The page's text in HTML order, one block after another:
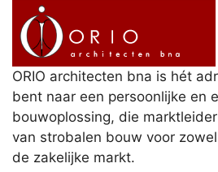
ORIO architecten bna is hét
bent naar een persoonlijke en
bouwoplossing, die
van strobalen bouw voor
de zakelijke markt.